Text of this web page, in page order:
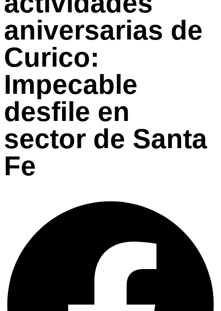
aniversarias de
Curico:
Impecable
desfile en
sector de Santa
Fe